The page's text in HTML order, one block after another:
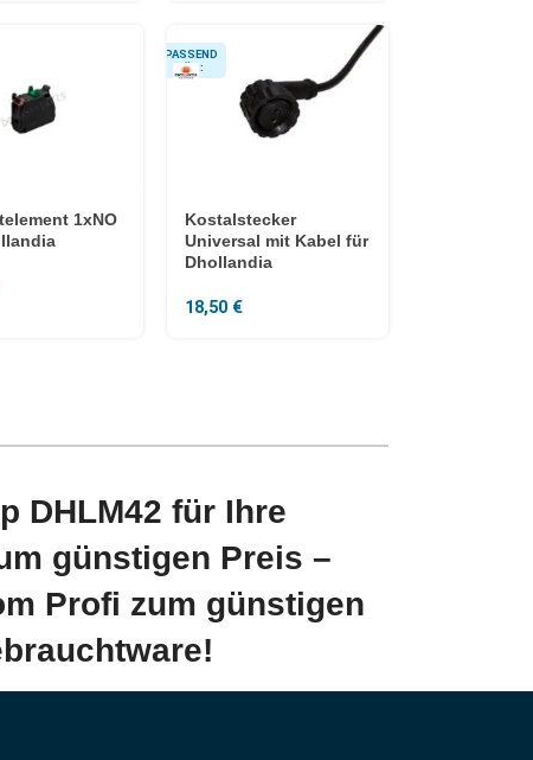
1xNO
Kostalstecker
Universal mit Kabel für
Dhollandia
18,50 €
DHLM42 für Ihre
günstigen Preis –
Profi zum günstigen